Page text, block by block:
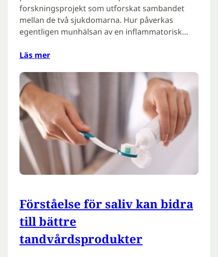
forskningsprojekt som utforskat sambandet
mellan de två sjukdomarna. Hur påverkas
egentligen munhälsan av en inflammatorisk…
Läs mer
Förståelse för saliv kan bidra
till bättre
tandvårdsprodukter